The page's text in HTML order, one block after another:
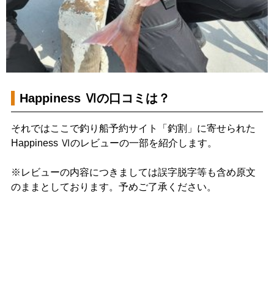
Happiness Ⅵの口コミは？
それではここで釣り船予約サイト「釣割」に寄せられた
Happiness Ⅵのレビューの一部を紹介します。
※レビューの内容につきましては誤字脱字等も含め原文
のままとしております。予めご了承ください。